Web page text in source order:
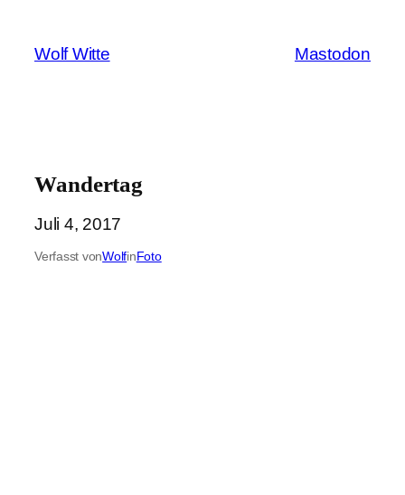
springen
Wolf Witte Mastodon
Wandertag
Juli 4, 2017
Verfasst vonWolfinFoto